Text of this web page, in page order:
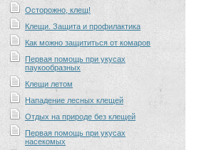
Осторожно, клещ!
Клещи. Защита и профилактика
Как можно защититься от комаров
Первая помощь при укусах
паукообразных
Клещи летом
Нападение лесных клещей
Отдых на природе без клещей
Первая помощь при укусах
насекомых